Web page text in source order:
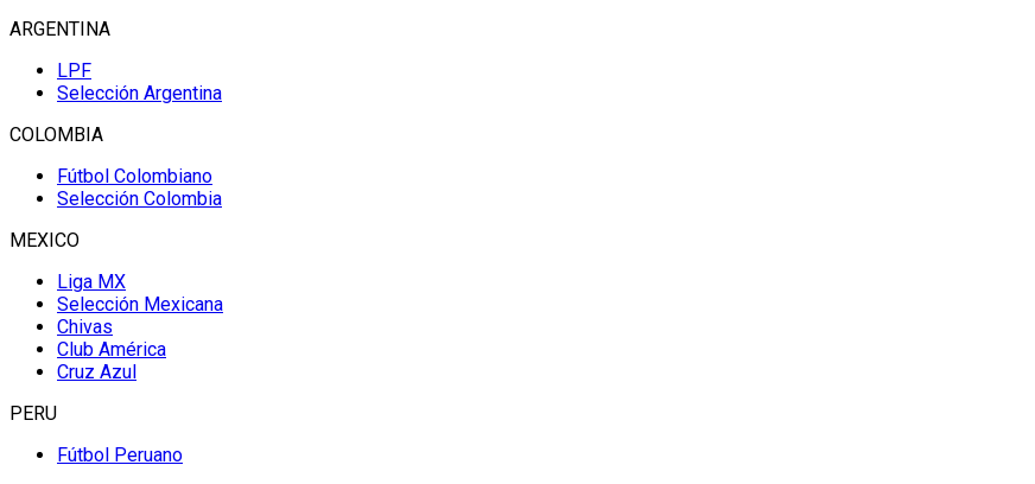
ARGENTINA
LPF
Selección Argentina
COLOMBIA
Fútbol Colombiano
Selección Colombia
MEXICO
Liga MX
Selección Mexicana
Chivas
Club América
Cruz Azul
PERU
Fútbol Peruano